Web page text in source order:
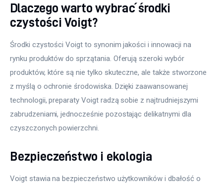
Dlaczego warto wybrać środki
czystości Voigt?
Środki czystości Voigt to synonim jakości i innowacji na
rynku produktów do sprzątania. Oferują szeroki wybór
produktów, które są nie tylko skuteczne, ale także stworzone
z myślą o ochronie środowiska. Dzięki zaawansowanej
technologii, preparaty Voigt radzą sobie z najtrudniejszymi
zabrudzeniami, jednocześnie pozostając delikatnymi dla
czyszczonych powierzchni.
Bezpieczeństwo i ekologia
Voigt stawia na bezpieczeństwo użytkowników i dbałość o